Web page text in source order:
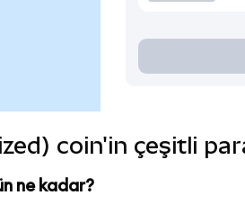
coin'in çeşitli
ne kadar?